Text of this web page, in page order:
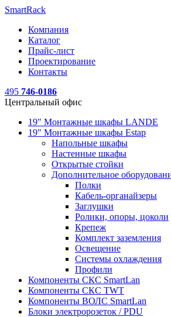
SmartRack
Компания
Каталог
Прайс-лист
Проектирование
Контакты
495 746-0186
Центральный офис
19" Монтажные шкафы LANDE
19" Монтажные шкафы Estap
Напольные шкафы
Настенные шкафы
Открытые стойки
Дополнительное
Полки
Кабель-органайзеры
Заглушки
Ролики, опоры, цоколи
Крепеж
Комплект заземления
Освещение
Системы охлаждения
Профили
Компоненты СКС SmartLan
Компоненты СКС TWT
Компоненты ВОЛС SmartLan
Блоки электророзеток / PDU